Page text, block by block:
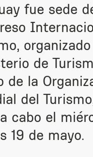
fue sede
de
de la
del
cabo el
19 de mayo.